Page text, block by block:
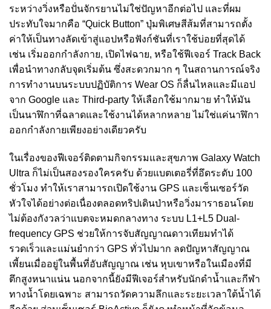
ระหว่างวิ่งหรือปั่นจักรยานไม่ใช่ปัญหาอีกต่อไป และที่ผม
ประทับใจมากคือ “Quick Button” ปุ่มพิเศษสีส้มที่สามารถตั้ง
ค่าให้เป็นทางลัดเข้าสู่แอปหรือฟังก์ชันที่เราใช้บ่อยที่สุดได้
เช่น เริ่มออกกำลังกาย, เปิดไฟฉาย, หรือใช้ฟีเจอร์ Track Back
เพื่อนำทางกลับจุดเริ่มต้น ซึ่งสะดวกมาก ๆ ในสถานการณ์จริง
การทำงานบนระบบปฏิบัติการ Wear OS ก็ลื่นไหลและมีแอป
จาก Google และ Third-party ให้เลือกใช้มากมาย ทำให้มัน
เป็นนาฬิกาที่ฉลาดและใช้งานได้หลากหลาย ไม่ใช่แค่นาฬิกา
ออกกำลังกายเพียงอย่างเดียวครับ
ในเรื่องของฟีเจอร์ติดตามกิจกรรมและสุขภาพ Galaxy Watch
Ultra ก็ไม่เป็นสองรองใครครับ ด้วยแบตเตอรี่ที่อึดระดับ 100
ชั่วโมง ทำให้เราสามารถเปิดใช้งาน GPS และเซ็นเซอร์วัด
หัวใจได้อย่างต่อเนื่องตลอดทริปเดินป่าหรือวิ่งมาราธอนโดย
ไม่ต้องกังวลว่าแบตจะหมดกลางทาง ระบบ L1+L5 Dual-
frequency GPS ช่วยให้การจับสัญญาณดาวเทียมทำได้
รวดเร็วและแม่นยำกว่า GPS ทั่วไปมาก ลดปัญหาสัญญาณ
เพี้ยนเมื่ออยู่ในพื้นที่อับสัญญาณ เช่น หุบเขาหรือในเมืองที่มี
ตึกสูงหนาแน่น นอกจากนี้ยังมีฟีเจอร์สำหรับนักดำน้ำและกีฬา
ทางน้ำโดยเฉพาะ สามารถวัดความลึกและระยะเวลาใต้น้ำได้